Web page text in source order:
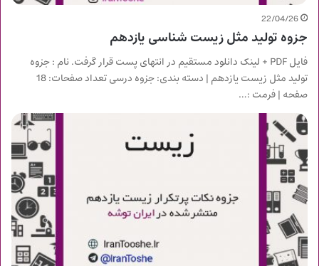
22/04/26
جزوه تولید مثل زیست شناسی یازدهم
فایل PDF + لینک دانلود مستقیم در انتهای پست قرار گرفت. نام : جزوه
تولید مثل زیست یازدهم | دسته بندی: جزوه درسی تعداد صفحات: 18
صفحه | فرمت :…